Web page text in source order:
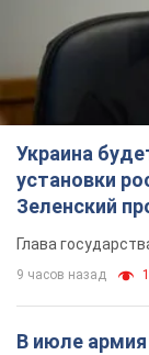
Украина
установки
Зеленский
Глава
9 часов назад
В июле